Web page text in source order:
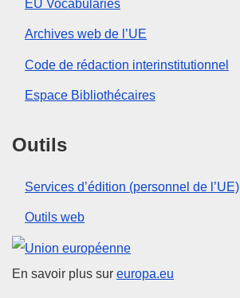
EU Vocabularies
Archives web de l’UE
Code de rédaction interinstitutionnel
Espace Bibliothécaires
Outils
Services d’édition (personnel de l’UE)
Outils web
Union européenne
En savoir plus sur europa.eu